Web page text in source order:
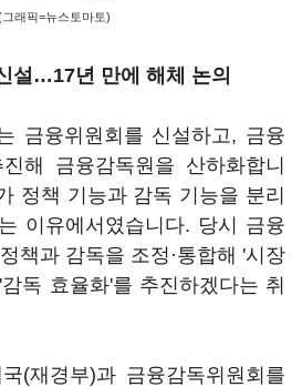
그래픽=뉴스토마토)
설 …17년 만에 해체 논의
금융위원회를 신설하고, 금융
해 금융감독원을 산하화합니
정책 기능과 감독 기능을 분리
이유에서였습니다. 당시 금융
책과 감독을 조정·통합해 '시장
독 효율화'를 추진하겠다는 취
(재경부)과 금융감독위원회를